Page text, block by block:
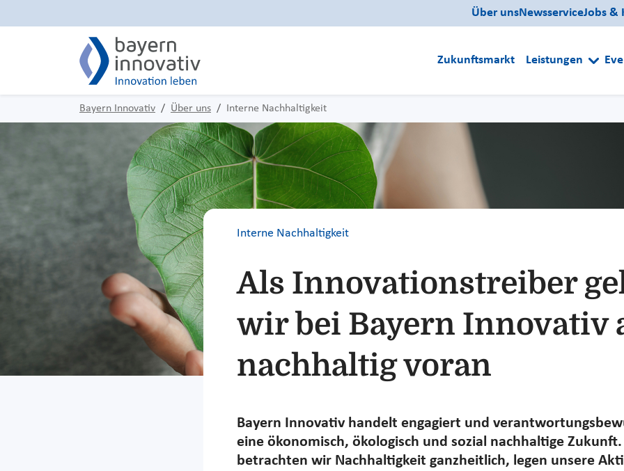
Über unsNewsserviceJobs &
Zukunftsmarkt Leistungen
Bayern Innovativ Über uns Interne Nachhaltigkeit
Interne Nachhaltigkeit
Als Innovationstreiber
wir bei Bayern Innovativ
nachhaltig voran​
Bayern Innovativ handelt engagiert und
eine ökonomisch, ökologisch und sozial nachhaltige
betrachten wir Nachhaltigkeit ganzheitlich, legen unsere